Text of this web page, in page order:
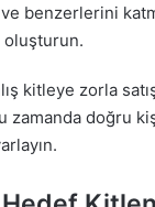
ve benzerlerini
kitleye zorla
zamanda doğru